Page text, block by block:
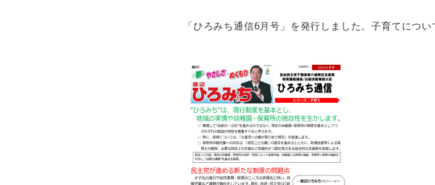
「ひろみち通信6月号」を発行しました。子育てについ